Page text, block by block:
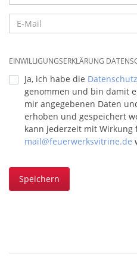
EINWILLIGUNGSERKLÄRUNG
Ja, ich habe die
genommen und bin damit
mir angegebenen Daten
erhoben und gespeichert
kann jederzeit mit
mail@feuerwerksvitrine.de
Speichern